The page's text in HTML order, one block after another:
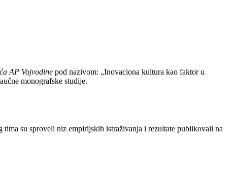
AP Vojvodine pod nazivom: „Inovaciona kultura kao faktor u
monografske studije.
su sproveli niz empirijskih istraživanja i rezultate publikovali na